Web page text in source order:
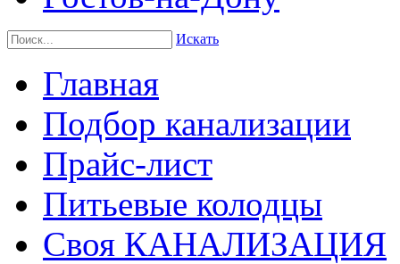
Искать
Главная
Подбор канализации
Прайс-лист
Питьевые колодцы
Своя КАНАЛИЗАЦИЯ